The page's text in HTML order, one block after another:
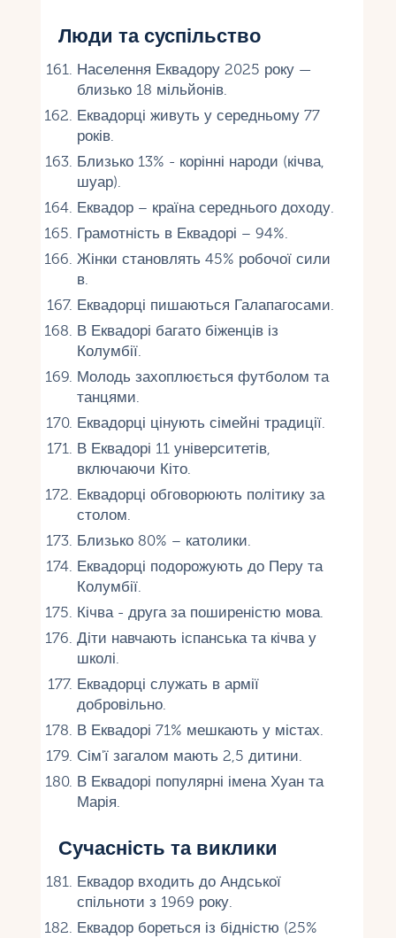
Люди та суспільство
Населення Еквадору 2025 року —
близько 18 мільйонів.
Еквадорці живуть у середньому 77
років.
Близько 13% - корінні народи (кічва,
шуар).
Еквадор – країна середнього доходу.
Грамотність в Еквадорі – 94%.
Жінки становлять 45% робочої сили
в.
Еквадорці пишаються Галапагосами.
В Еквадорі багато біженців із
Колумбії.
Молодь захоплюється футболом та
танцями.
Еквадорці цінують сімейні традиції.
В Еквадорі 11 університетів,
включаючи Кіто.
Еквадорці обговорюють політику за
столом.
Близько 80% – католики.
Еквадорці подорожують до Перу та
Колумбії.
Кічва - друга за поширеністю мова.
Діти навчають іспанська та кічва у
школі.
Еквадорці служать в армії
добровільно.
В Еквадорі 71% мешкають у містах.
Сім'ї загалом мають 2,5 дитини.
В Еквадорі популярні імена Хуан та
Марія.
Сучасність та виклики
Еквадор входить до Андської
спільноти з 1969 року.
Еквадор бореться із бідністю (25%